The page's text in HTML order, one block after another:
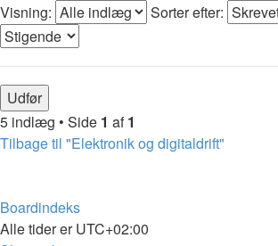
Visning:
Sorter efter:
5 indlæg • Side 1 af1
Tilbage til "Elektronik og digitaldrift"
Boardindeks
Alle tider erUTC+02:00